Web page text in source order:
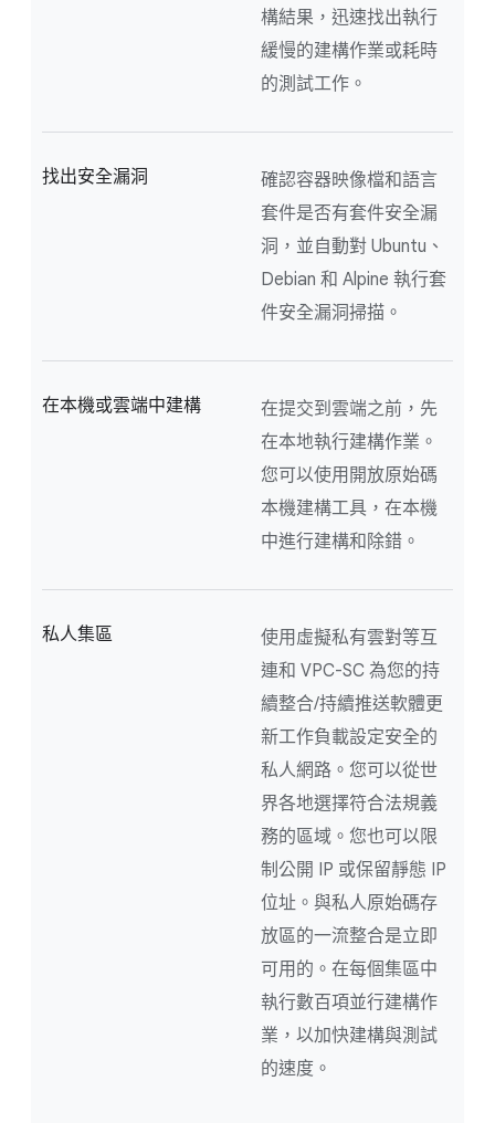
構結果，迅速找出執行
緩慢的建構作業或耗時
的測試工作。
找出安全漏洞
確認容器映像檔和語言
套件是否有套件安全漏
洞，並自動對 Ubuntu、
Debian 和 Alpine 執行套
件安全漏洞掃描。
在本機或雲端中建構
在提交到雲端之前，先
在本地執行建構作業。
您可以使用開放原始碼
本機建構工具，在本機
中進行建構和除錯。
私人集區
使用虛擬私有雲對等互
連和 VPC-SC 為您的持
續整合/持續推送軟體更
新工作負載設定安全的
私人網路。您可以從世
界各地選擇符合法規義
務的區域。您也可以限
制公開 IP 或保留靜態 IP
位址。與私人原始碼存
放區的一流整合是立即
可用的。在每個集區中
執行數百項並行建構作
業，以加快建構與測試
的速度。